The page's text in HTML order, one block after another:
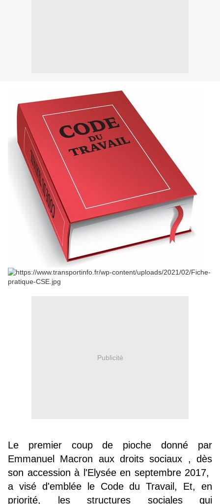
Publicité
Le premier coup de pioche donné par
Emmanuel Macron aux droits sociaux , dès
son accession à l'Elysée en septembre 2017,
a visé d'emblée le Code du Travail, Et, en
priorité, les structures sociales qui